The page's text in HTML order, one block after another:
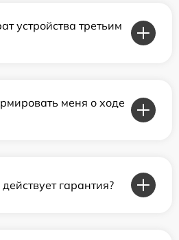
устройства третьим
меня о ходе
гарантия?